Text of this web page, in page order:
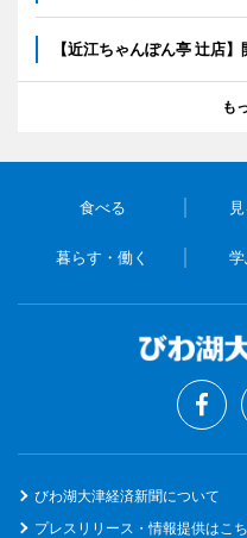
【近江ちゃんぽん亭 辻店
も
食べる
暮らす・働く
びわ湖大津経済新聞について
プレスリリース・情報提供はこ